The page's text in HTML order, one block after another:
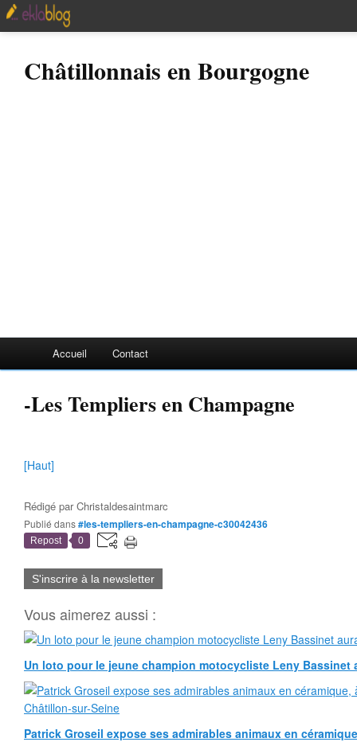
Châtillonnais en Bourgogne
Accueil Contact
-Les Templiers en Champagne
[Haut]
Rédigé parChristaldesaintmarc
Publié dans#les-templiers-en-champagne-c30042436
Repost 0
S'inscrire à la newsletter
Vous aimerez aussi :
Un loto pour le jeune champion motocycliste Leny Bassinet
Patrick Groseil expose ses admirables animaux en